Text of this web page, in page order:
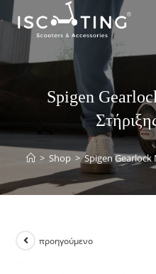
Spigen
> Shop > Spigen Gearlock
προηγούμενο